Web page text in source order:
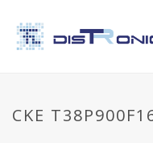
CKE